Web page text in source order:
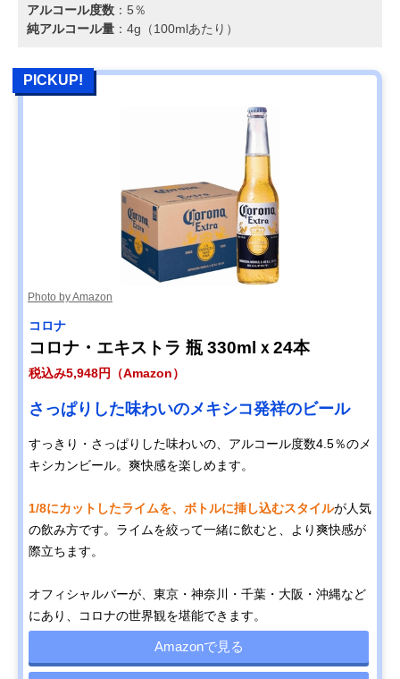
アルコール度数 ：5％
純アルコール量 ：4g（100mlあたり）
PICKUP!
Photo by Amazon
コロナ
コロナ・エキストラ 瓶 330mlｘ24本
税込み5,948円（Amazon）
さっぱりした味わいのメキシコ発祥のビール
すっきり・さっぱりした味わいの、アルコール度数4.5％のメ
キシカンビール。爽快感を楽しめます。
1/8にカットしたライムを、ボトルに挿し込むスタイルが人気
の飲み方です。ライムを絞って一緒に飲むと、より爽快感が
際立ちます。
オフィシャルバーが、東京・神奈川・千葉・大阪・沖縄など
にあり、コロナの世界観を堪能できます。
Amazonで見る